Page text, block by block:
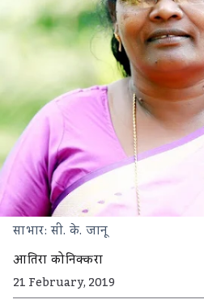
साभार: सी. के. जानू
आतिरा कोनिक्करा
21 February, 2019